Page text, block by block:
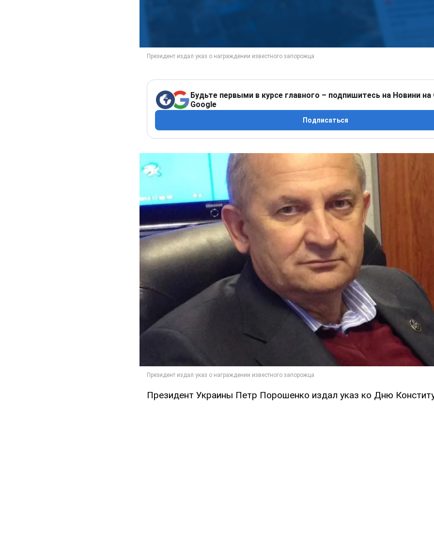
Будьте первыми в курсе главного – подпишитесь на Новини на
Google
Подписаться
Президент Украины Петр Порошенко издал указ ко Дню